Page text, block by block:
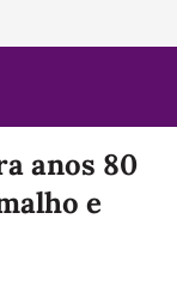
anos 80
e